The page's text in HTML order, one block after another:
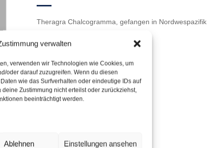
verwalten
verwenden wir Technologien wie Cookies, um
oder darauf zuzugreifen. Wenn du diesen
wie das Surfverhalten oder eindeutige IDs auf
Zustimmung nicht erteilst oder zurückziehst,
beeinträchtigt werden.
Ablehnen Einstellungen ansehen
Theragra Chalcogramma, gefangen in Nordwespazifik